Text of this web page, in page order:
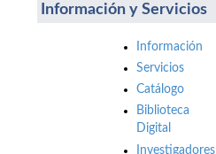
Información y Servicios
Información
Servicios
Catálogo
Biblioteca
Digital
Investigadores